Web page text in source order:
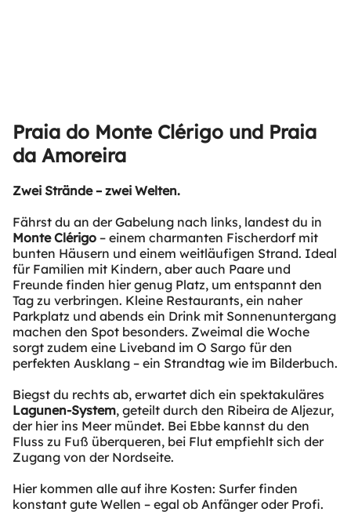
Praia do Monte Clérigo und Praia
da Amoreira
Zwei Strände – zwei Welten.
Fährst du an der Gabelung nach links, landest du in
Monte Clérigo – einem charmanten Fischerdorf mit
bunten Häusern und einem weitläufigen Strand. Ideal
für Familien mit Kindern, aber auch Paare und
Freunde finden hier genug Platz, um entspannt den
Tag zu verbringen. Kleine Restaurants, ein naher
Parkplatz und abends ein Drink mit Sonnenuntergang
machen den Spot besonders. Zweimal die Woche
sorgt zudem eine Liveband im O Sargo für den
perfekten Ausklang – ein Strandtag wie im Bilderbuch.
Biegst du rechts ab, erwartet dich ein spektakuläres
Lagunen-System, geteilt durch den Ribeira de Aljezur,
der hier ins Meer mündet. Bei Ebbe kannst du den
Fluss zu Fuß überqueren, bei Flut empfiehlt sich der
Zugang von der Nordseite.
Hier kommen alle auf ihre Kosten: Surfer finden
konstant gute Wellen – egal ob Anfänger oder Profi.